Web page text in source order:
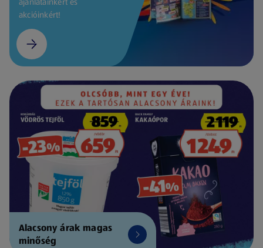
akcióinkért!
Alacsony árak magas
minőség